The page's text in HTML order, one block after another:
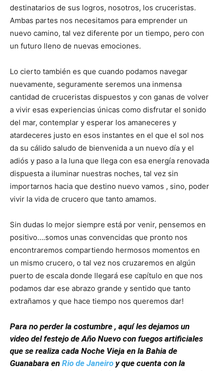
destinatarios de sus logros, nosotros, los cruceristas.
Ambas partes nos necesitamos para emprender un
nuevo camino, tal vez diferente por un tiempo, pero con
un futuro lleno de nuevas emociones.
Lo cierto también es que cuando podamos navegar
nuevamente, seguramente seremos una inmensa
cantidad de cruceristas dispuestos y con ganas de volver
a vivir esas experiencias únicas como disfrutar el sonido
del mar, contemplar y esperar los amaneceres y
atardeceres justo en esos instantes en el que el sol nos
da su cálido saludo de bienvenida a un nuevo día y el
adiós y paso a la luna que llega con esa energía renovada
dispuesta a iluminar nuestras noches, tal vez sin
importarnos hacia que destino nuevo vamos , sino, poder
vivir la vida de crucero que tanto amamos.
Sin dudas lo mejor siempre está por venir, pensemos en
positivo….somos unas convencidas que pronto nos
encontraremos compartiendo hermosos momentos en
un mismo crucero, o tal vez nos cruzaremos en algún
puerto de escala donde llegará ese capítulo en que nos
podamos dar ese abrazo grande y sentido que tanto
extrañamos y que hace tiempo nos queremos dar!
Para no perder la costumbre , aquí les dejamos un
video del festejo de Año Nuevo con fuegos artificiales
que se realiza cada Noche Vieja en la Bahia de
Guanabara en Rio de Janeiro y que cuenta con la